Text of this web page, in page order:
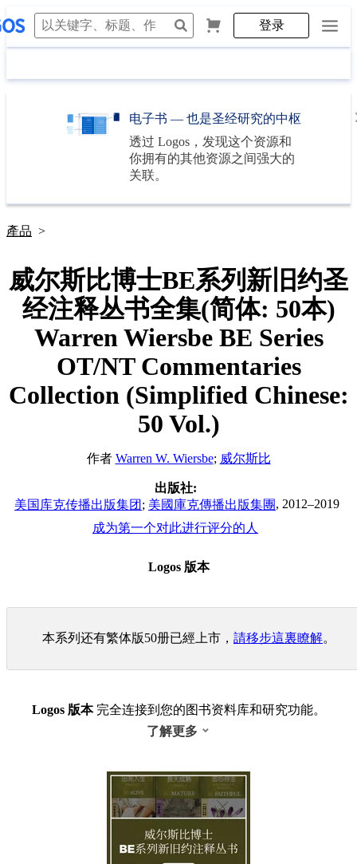
登录
电子书 — 也是圣经研究的中枢
透过 Logos ，发现这个资源和
你拥有的其他资源之间强大的
关联。
產品 >
威尔斯比博士BE系列新旧约圣
经注释丛书全集(简体: 50本)
Warren Wiersbe BE Series
OT/NT Commentaries
Collection (Simplified Chinese:
50 Vol.)
作者 Warren W. Wiersbe; 威尔斯比
出版社:
美国库克传播出版集团 ; 美國庫克傳播出版集團, 2012–2019
成为第一个对此进行评分的人
Logos 版本
本系列还有繁体版50册已經上市， 請移步這裏瞭解。
Logos 版本完全连接到您的图书资料库和研究功能。
了解更多